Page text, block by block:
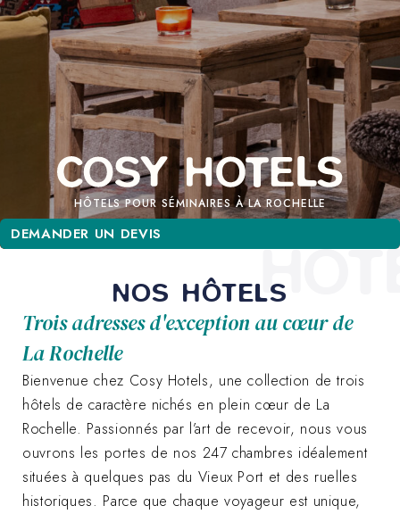
HÔTELS POUR SÉMINAIRES À LA ROCHELLE
DEMANDER UN DEVIS
DEMANDER UN DEVIS
NOS HÔTELS
Trois adresses d'exception au cœur de
La Rochelle
Bienvenue chez Cosy Hotels, une collection de trois
hôtels de caractère nichés en plein cœur de La
Rochelle. Passionnés par l’art de recevoir, nous vous
ouvrons les portes de nos 247 chambres idéalement
situées à quelques pas du Vieux Port et des ruelles
historiques. Parce que chaque voyageur est unique,